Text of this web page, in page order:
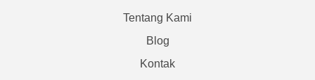
Tentang Kami
Blog
Kontak